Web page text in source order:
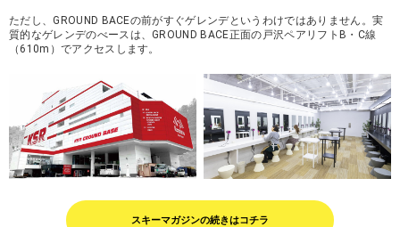
ただし、GROUND BACEの前がすぐゲレンデというわけではありません。実
質的なゲレンデのべースは、GROUND BACE正面の戸沢ペアリフトB・C線
（610m）でアクセスします。
スキーマガジンの続きはコチラ